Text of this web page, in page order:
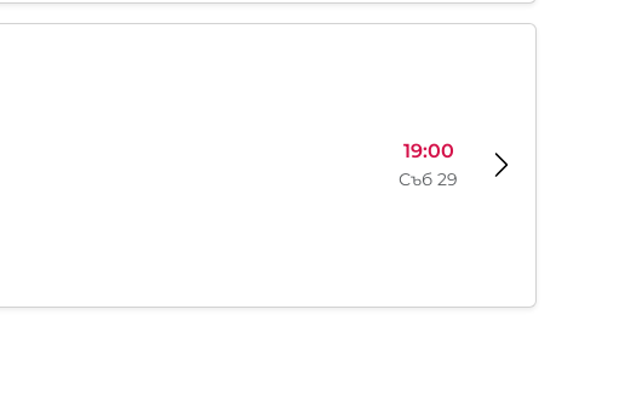
19:00
Съб 29